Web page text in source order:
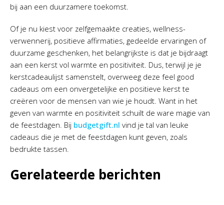
bij aan een duurzamere toekomst.
Of je nu kiest voor zelfgemaakte creaties, wellness-
verwennerij, positieve affirmaties, gedeelde ervaringen of
duurzame geschenken, het belangrijkste is dat je bijdraagt
aan een kerst vol warmte en positiviteit. Dus, terwijl je je
kerstcadeaulijst samenstelt, overweeg deze feel good
cadeaus om een onvergetelijke en positieve kerst te
creëren voor de mensen van wie je houdt. Want in het
geven van warmte en positiviteit schuilt de ware magie van
de feestdagen. Bij budgetgift.nl vind je tal van leuke
cadeaus die je met de feestdagen kunt geven, zoals
bedrukte tassen.
Gerelateerde berichten